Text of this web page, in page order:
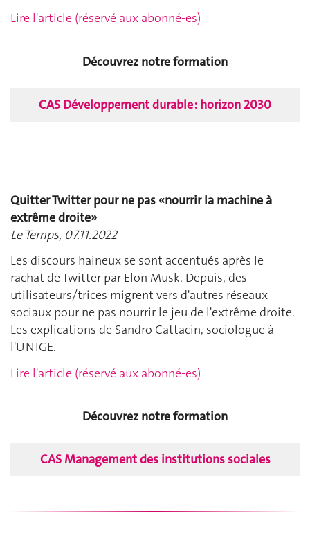
Lire l'article (réservé aux abonné-es)
Découvrez notre formation
CAS Développement durable : horizon 2030
Quitter Twitter pour ne pas «nourrir la machine à
extrême droite»
Le Temps, 07.11.2022
Les discours haineux se sont accentués après le
rachat de Twitter par Elon Musk. Depuis, des
utilisateurs/trices migrent vers d'autres réseaux
sociaux pour ne pas nourrir le jeu de l'extrême droite.
Les explications de Sandro Cattacin, sociologue à
l'UNIGE.
Lire l'article (réservé aux abonné-es)
Découvrez notre formation
CAS Management des institutions sociales